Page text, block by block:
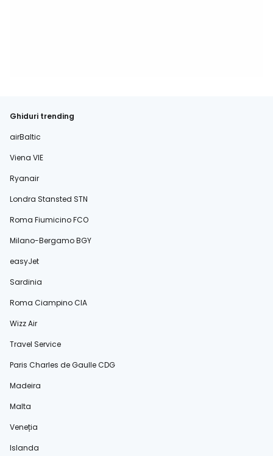
Ghiduri trending
airBaltic
Viena VIE
Ryanair
Londra Stansted STN
Roma Fiumicino FCO
Milano-Bergamo BGY
easyJet
Sardinia
Roma Ciampino CIA
Wizz Air
Travel Service
Paris Charles de Gaulle CDG
Madeira
Malta
Veneția
Islanda